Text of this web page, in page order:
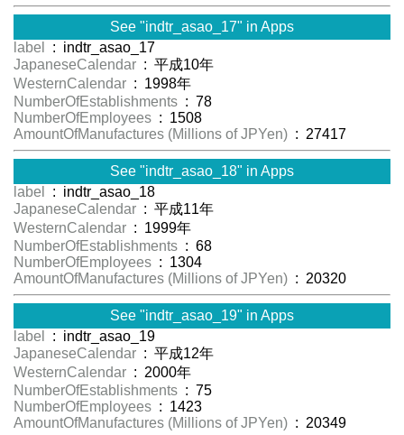
See "indtr_asao_17" in Apps
label
: indtr_asao_17
JapaneseCalendar : 平成10年
WesternCalendar : 1998年
NumberOfEstablishments : 78
NumberOfEmployees : 1508
AmountOfManufactures (Millions of JPYen) : 27417
See "indtr_asao_18" in Apps
label
: indtr_asao_18
JapaneseCalendar : 平成11年
WesternCalendar : 1999年
NumberOfEstablishments : 68
NumberOfEmployees : 1304
AmountOfManufactures (Millions of JPYen) : 20320
See "indtr_asao_19" in Apps
label
: indtr_asao_19
JapaneseCalendar : 平成12年
WesternCalendar : 2000年
NumberOfEstablishments : 75
NumberOfEmployees : 1423
AmountOfManufactures (Millions of JPYen) : 20349